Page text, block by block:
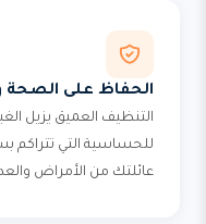
الحفاظ على الصحة
التنظيف العميق يزيل
للحساسية التي تتراكم
عائلتك من الأمراض